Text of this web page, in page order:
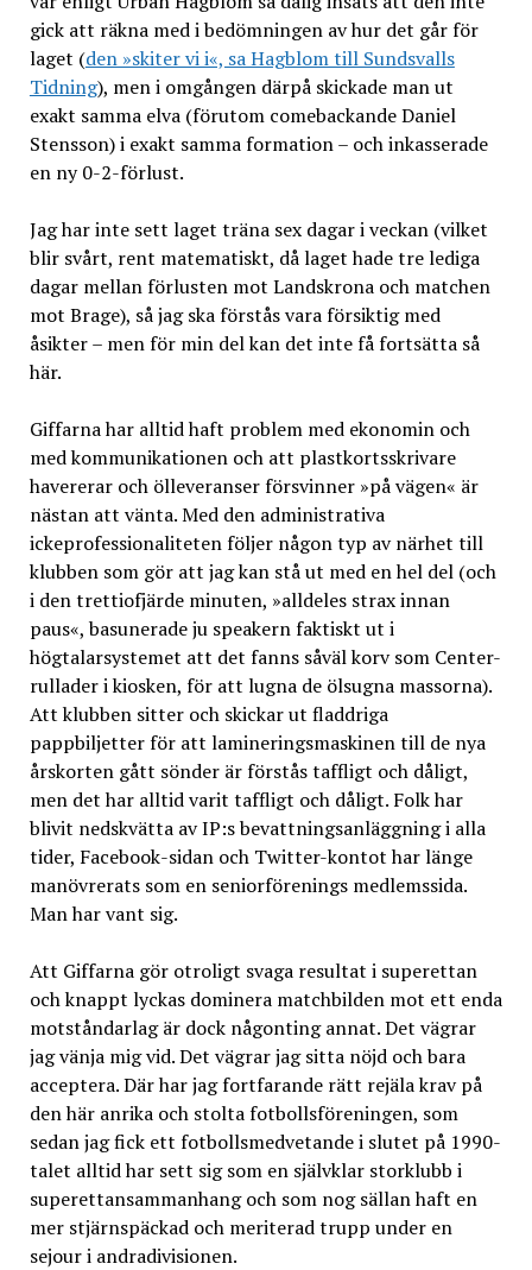
gick att räkna med i bedömningen av hur det går för
laget (den »skiter vi i«, sa Hagblom till Sundsvalls
Tidning), men i omgången därpå skickade man ut
exakt samma elva (förutom comebackande Daniel
Stensson) i exakt samma formation – och inkasserade
en ny 0-2-förlust.
Jag har inte sett laget träna sex dagar i veckan (vilket
blir svårt, rent matematiskt, då laget hade tre lediga
dagar mellan förlusten mot Landskrona och matchen
mot Brage), så jag ska förstås vara försiktig med
åsikter – men för min del kan det inte få fortsätta så
här.
Giffarna har alltid haft problem med ekonomin och
med kommunikationen och att plastkortsskrivare
havererar och ölleveranser försvinner »på vägen« är
nästan att vänta. Med den administrativa
ickeprofessionaliteten följer någon typ av närhet till
klubben som gör att jag kan stå ut med en hel del (och
i den trettiofjärde minuten, »alldeles strax innan
paus«, basunerade ju speakern faktiskt ut i
högtalarsystemet att det fanns såväl korv som Center-
rullader i kiosken, för att lugna de ölsugna massorna).
Att klubben sitter och skickar ut fladdriga
pappbiljetter för att lamineringsmaskinen till de nya
årskorten gått sönder är förstås taffligt och dåligt,
men det har alltid varit taffligt och dåligt. Folk har
blivit nedskvätta av IP:s bevattningsanläggning i alla
tider, Facebook-sidan och Twitter-kontot har länge
manövrerats som en seniorförenings medlemssida.
Man har vant sig.
Att Giffarna gör otroligt svaga resultat i superettan
och knappt lyckas dominera matchbilden mot ett enda
motståndarlag är dock någonting annat. Det vägrar
jag vänja mig vid. Det vägrar jag sitta nöjd och bara
acceptera. Där har jag fortfarande rätt rejäla krav på
den här anrika och stolta fotbollsföreningen, som
sedan jag fick ett fotbollsmedvetande i slutet på 1990-
talet alltid har sett sig som en självklar storklubb i
superettansammanhang och som nog sällan haft en
mer stjärnspäckad och meriterad trupp under en
sejour i andradivisionen.